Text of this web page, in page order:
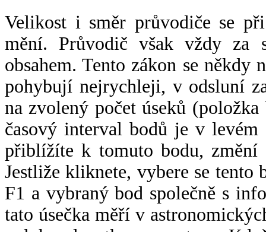
Velikost i směr průvodiče se
mění. Průvodič však vždy za
obsahem. Tento zákon se někdy
pohybují nejrychleji, v odsluní
na zvolený počet úseků
časový interval bodů je v
přiblížíte k tomuto bodu,
Jestliže kliknete, vybere se tento
F1 a vybraný bod společně s
tato úsečka měří v